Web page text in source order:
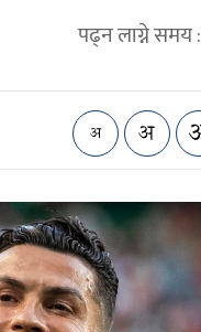
पढ्न लाग्ने समय :